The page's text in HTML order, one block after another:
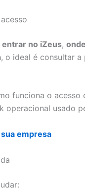
entrar no iZeus,
, o ideal é consultar
funciona o acesso
operacional usado
empresa